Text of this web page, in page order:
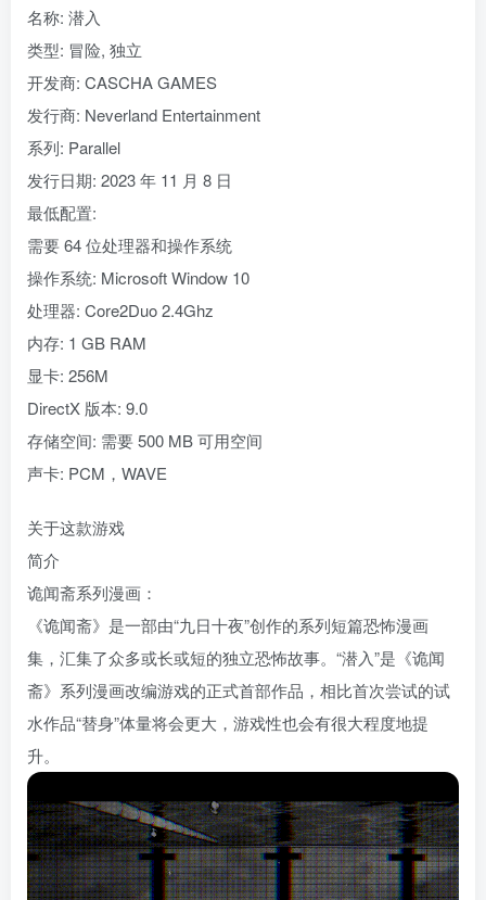
名称: 潜入
类型: 冒险, 独立
开发商: CASCHA GAMES
发行商: Neverland Entertainment
系列: Parallel
发行日期: 2023 年 11 月 8 日
最低配置:
需要 64 位处理器和操作系统
操作系统: Microsoft Window 10
处理器: Core2Duo 2.4Ghz
内存: 1 GB RAM
显卡: 256M
DirectX 版本: 9.0
存储空间: 需要 500 MB 可用空间
声卡: PCM，WAVE
关于这款游戏
简介
诡闻斋系列漫画：
《诡闻斋》是一部由“九日十夜”创作的系列短篇恐怖漫画
集，汇集了众多或长或短的独立恐怖故事。“潜入”是《诡闻
斋》系列漫画改编游戏的正式首部作品，相比首次尝试的试
水作品“替身”体量将会更大，游戏性也会有很大程度地提
升。